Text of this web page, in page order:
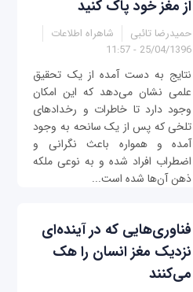
از مغز خود پاک کنید
حمیدرضا تائبی
شاهراه اطلاعات
25/04/1396 - 11:57
نتایج به دست آمده از یک تحقیق
علمی نشان می‌دهد که این امکان
وجود دارد تا خاطرات و رخدادهای
تلخی که پس از یک سانحه به وجود
آمده و همواره باعث نگرانی و
اضطراب افراد شده و به نوعی ملکه
ذهن آن‌ها شده است...
فناوری‌هایی که در آینده‌ای
نزدیک مغز انسان را هک
می‌کنند